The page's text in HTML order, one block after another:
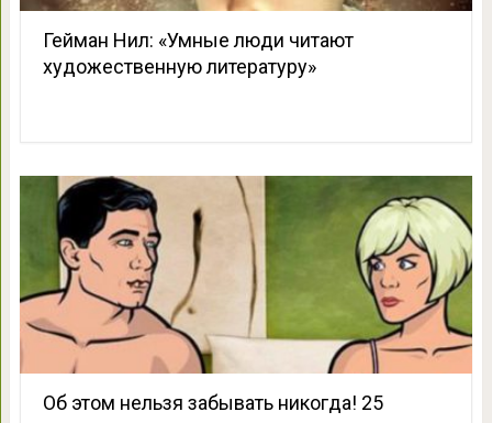
Гейман Нил: «Умные люди читают
художественную литературу»
Об этом нельзя забывать никогда! 25